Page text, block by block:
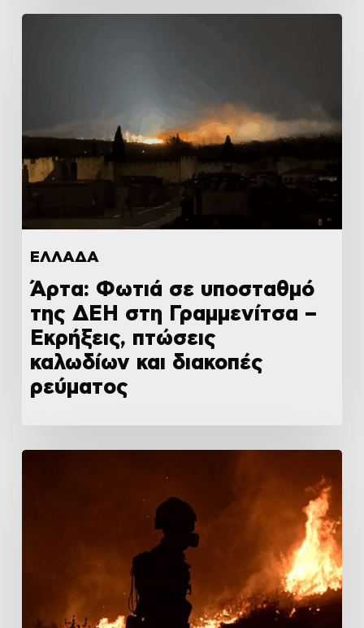
ΕΛΛΑΔΑ
Άρτα: Φωτιά σε υποσταθμό
της ΔΕΗ στη Γραμμενίτσα –
Εκρήξεις, πτώσεις
καλωδίων και διακοπές
ρεύματος